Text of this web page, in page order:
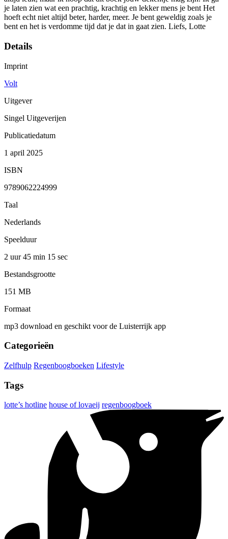
je laten zien wat een prachtig, krachtig en lekker mens je bent Het
hoeft echt niet altijd beter, harder, meer. Je bent geweldig zoals je
bent en het is verdomme tijd dat je dat in gaat zien. Liefs, Lotte
Details
Imprint
Volt
Uitgever
Singel Uitgeverijen
Publicatiedatum
1 april 2025
ISBN
9789062224999
Taal
Nederlands
Speelduur
2 uur 45 min 15 sec
Bestandsgrootte
151 MB
Formaat
mp3 download en geschikt voor de Luisterrijk app
Categorieën
Zelfhulp Regenboogboeken Lifestyle
Tags
lotte’s hotline house of lovaeij regenboogboek